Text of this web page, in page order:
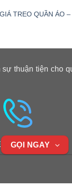
TREO QUẦN ÁO –
sự thuận tiện cho
GỌI NGAY